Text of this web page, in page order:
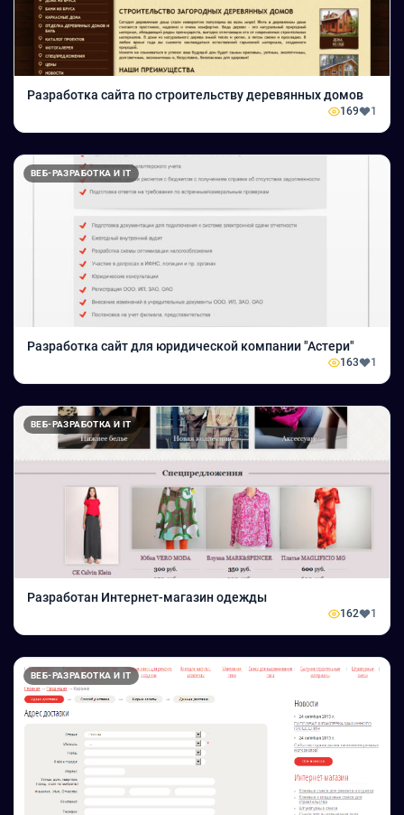
Разработка сайта по строительству деревянных домов
169 1
ВЕБ-РАЗРАБОТКА И IT
Разработка сайт для юридической компании "Астери"
163 1
ВЕБ-РАЗРАБОТКА И IT
Разработан Интернет-магазин одежды
162 1
ВЕБ-РАЗРАБОТКА И IT